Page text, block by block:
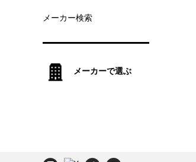
メーカー検索
メーカーで選ぶ